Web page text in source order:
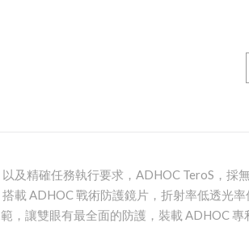
及精確任務執行要求，ADHOC TeroS，採
載 ADHOC 戰術防護鏡片，折射率低透光
，讓雙眼有最全面的防護，裝載 ADHOC 專